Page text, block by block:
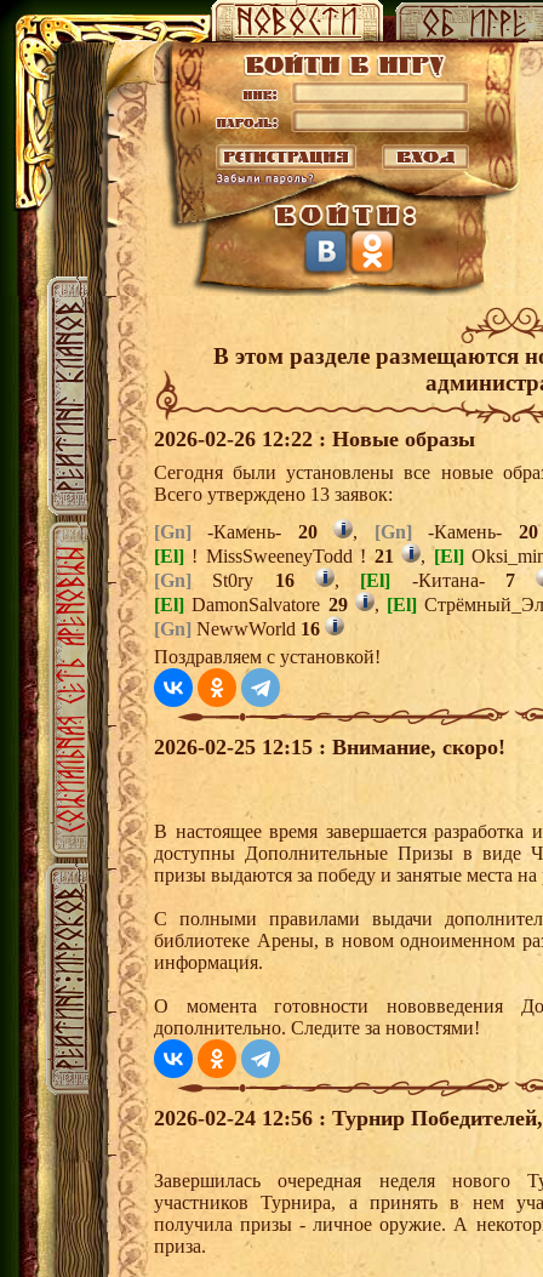
В этом разделе размещаются
2026-02-26 12:22 : Новые образы
Сегодня были установлены все новые
Всего утверждено 13 заявок:
[Gn] -Камень- 20 , [Gn]-Камень- 20
[El] ! MissSweeneyTodd !21 ,[El]
[Gn] St0ry 16 , [El] -Китана- 7
[El] DamonSalvatore 29 , [El]
[Gn] NewwWorld 16
Поздравляем с установкой!
2026-02-25 12:15 : Внимание, скоро!
В настоящее время завершается
доступны Дополнительные Призы в виде
призы выдаются за победу и занятые места
С полными правилами выдачи
библиотеке Арены, в новом одноименном
информация.
О момента готовности нововведения
дополнительно. Следите за новостями!
2026-02-24 12:56 : Турнир
Завершилась очередная неделя нового
участников Турнира, а принять в нем
получила призы - личное оружие. А
приза.